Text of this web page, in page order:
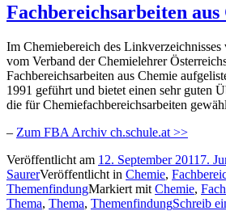
Fachbereichsarbeiten aus
Im Chemiebereich des
vom Verband der Chemielehrer
Fachbereichsarbeiten aus Chemie
1991 geführt und bietet einen sehr guten
die für Chemiefachbereichsarbeiten
– Zum FBA Archiv ch.schule.at >>
Veröffentlicht am 12. September 2011 7.
SaurerVeröffentlicht in Chemie,
ThemenfindungMarkiert mit Chemie,
Thema, Thema, ThemenfindungSchreib